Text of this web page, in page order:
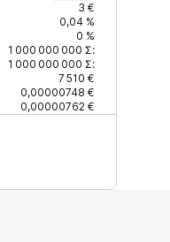
3 €
0,04 %
0 %
1 000 000 000 Σ:
1 000 000 000 Σ:
7 510 €
0,00000748 €
0,00000762 €
Mis à jour